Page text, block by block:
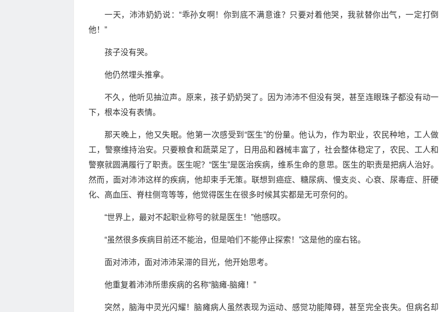
一天，沛沛奶奶说：“乖孙女啊！你到底不满意谁？只要对着他哭，我就替你出气，一定打倒
他！”
孩子没有哭。
他仍然埋头推拿。
不久，他听见抽泣声。原来，孩子奶奶哭了。因为沛沛不但没有哭，甚至连眼珠子都没有动一
下，根本没有表情。
那天晚上，他又失眠。他第一次感受到“医生”的份量。他认为，作为职业，农民种地，工人做
工，警察维持治安。只要粮食和蔬菜足了，日用品和器械丰富了，社会整体稳定了，农民、工人和
警察就圆满履行了职责。医生呢？“医生”是医治疾病，维系生命的意思。医生的职责是把病人治好。
然而，面对沛沛这样的疾病，他却束手无策。联想到癌症、糖尿病、慢支炎、心衰、尿毒症、肝硬
化、高血压、脊柱侧弯等等，他觉得医生在很多时候其实都是无可奈何的。
“世界上，最对不起职业称号的就是医生！”他感叹。
“虽然很多疾病目前还不能治，但是咱们不能停止探索！”这是他的座右铭。
面对沛沛，面对沛沛呆滞的目光，他开始思考。
他重复着沛沛所患疾病的名称“脑瘫-脑瘫！”
突然，脑海中灵光闪耀！脑瘫病人虽然表现为运动、感觉功能障碍，甚至完全丧失。但病名却